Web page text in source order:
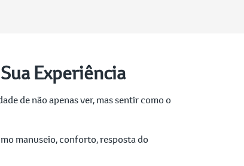
Experiência
de não apenas ver, mas sentir como o
manuseio, conforto, resposta do